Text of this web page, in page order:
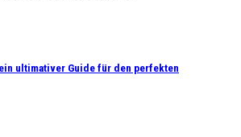
ultimativer Guide für den perfekten